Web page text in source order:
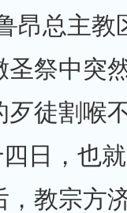
昂总主教
圣祭中突
歹徒割喉
日，也
，教宗方